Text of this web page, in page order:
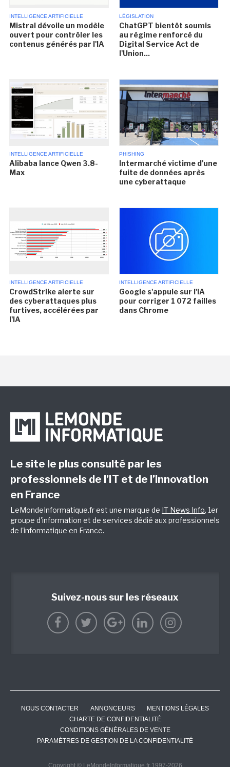
INTELLIGENCE ARTIFICIELLE
Mistral dévoile un modèle
ouvert pour contrôler les
contenus générés par l'IA
LÉGISLATION
ChatGPT bientôt soumis
au régime renforcé du
Digital Service Act de
l'Union...
INTELLIGENCE ARTIFICIELLE
Alibaba lance Qwen 3.8-
Max
PHISHING
Intermarché victime d'une
fuite de données après
une cyberattaque
INTELLIGENCE ARTIFICIELLE
CrowdStrike alerte sur
des cyberattaques plus
furtives, accélérées par
l'IA
INTELLIGENCE ARTIFICIELLE
Google s'appuie sur l'IA
pour corriger 1 072 failles
dans Chrome
Le site le plus consulté par les
professionnels de l’IT et de l’innovation
en France
LeMondeInformatique.fr est une marque de IT News Info, 1er
groupe d'information et de services dédié aux professionnels
de l'informatique en France.
Suivez-nous sur les réseaux
NOUS CONTACTER ANNONCEURS
MENTIONS LÉGALES
CHARTE DE CONFIDENTIALITÉ
CONDITIONS GÉNÉRALES DE VENTE
PARAMÈTRES DE GESTION DE LA CONFIDENTIALITÉ